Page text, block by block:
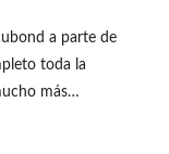
a parte de
toda la
más…